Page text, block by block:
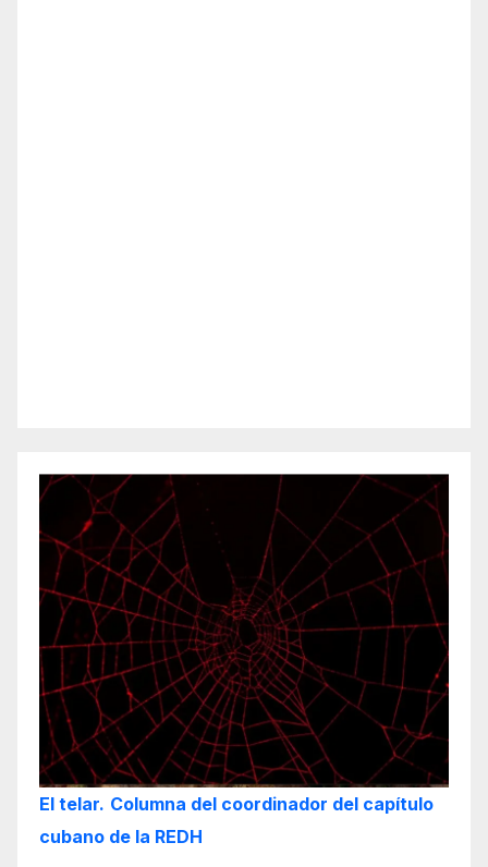
El telar. Columna del coordinador del capítulo
cubano de la REDH